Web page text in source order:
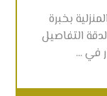
بخبرة
التفاصيل
في ...